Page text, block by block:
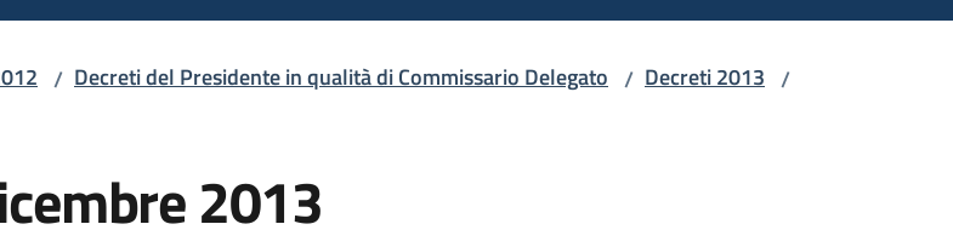
/ Decreti del Presidente in qualità di Commissario Delegato / Decreti 2013 /
2013